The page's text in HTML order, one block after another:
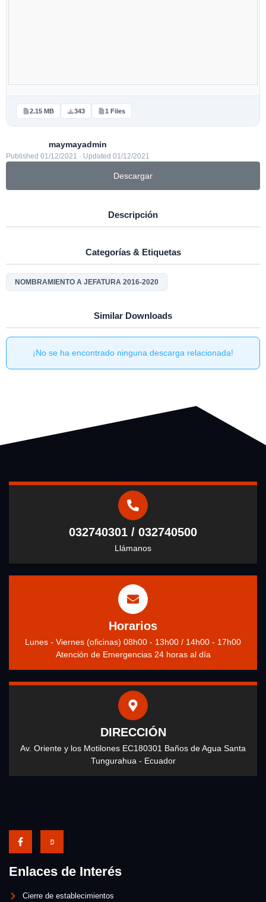
2.15 MB 343 1 Files
maymayadmin
Published 01/12/2021 · Updated 01/12/2021
Descargar
Descripción
Categorías & Etiquetas
NOMBRAMIENTO A JEFATURA 2016-2020
Similar Downloads
¡No se ha encontrado ninguna descarga relacionada!
032740301 / 032740500
Llámanos
Horarios
Lunes - Viernes (oficinas) 08h00 - 13h00 / 14h00 - 17h00
Atención de Emergencias 24 horas al día
DIRECCIÓN
Av. Oriente y los Motilones EC180301 Baños de Agua Santa
Tungurahua - Ecuador
Enlaces de Interés
Cierre de establecimientos